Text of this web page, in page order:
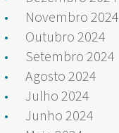
Novembro 2024
Outubro 2024
Setembro 2024
Agosto 2024
Julho 2024
Junho 2024